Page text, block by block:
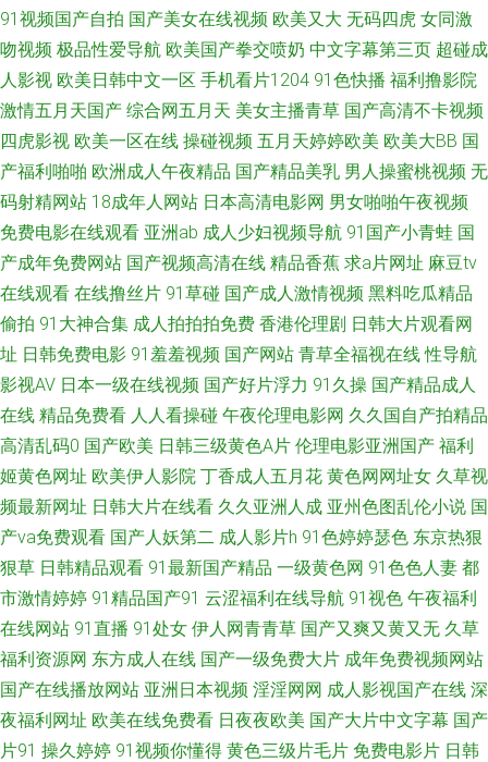
花精品福利 操人人在线观看 av秘密入口 AV中文第一页 TS赵恩静 91做爱官
方网站 97国产在线 操逼不卡 成人av老司机 超碰免费人人 欧美足交视频 51
草草草 综合影院 亚洲美女性爱AV 性少妇果冻传媒 天堂福利导航 偷拍第二页
本精品VA网站 人人骑人人妻 欧美日韩黑料 美女瑟瑟网站 日韩三级专区 午夜
电影你懂的 91论坛最新地址 91最新福利视频 91黄色视频精品 69xbcom 午
夜天堂福利 五月天情趣网 天天干天天曰 91视频观看网站 国产精品爽爽歪歪
AV激情网站 在线色ab 高清日韩AV网址 wwwav大全 超碰狠狠草 白丝少妇 99
色99 变态av福利 老司机激情影院 免费肏屄 日韩城人电影 欧美性爱首页 欧
美日韩第二站 欧洲精品店av 欧美Aⅴ在线 欧美日逼网 麻豆二三区 含羞草福利
姬 日韩qv 色图社区 日本熟妇色视频 日韩操逼A片视频 人妖AV综合网 老司机
熟女伦理 欧美日韩00 人人超超碰 日韩成人无码免费 午夜一区少女 91日日剧
网 av网站导航 草逼视频网 成人亚洲一区 AV线上 AV高清在线播放 av福利资
源 91v在线 91免费蜜桃 91黑丝高跟骚 超碰人妻人人 国产精品毛片A片 久久
91视频国产自拍 国产美女在线视频 欧美又大 无码四虎 女同激
吻视频 极品性爱导航 欧美国产拳交喷奶 中文字幕第三页 超碰成
人影视 欧美日韩中文一区 手机看片1204 91色快播 福利撸影院
激情五月天国产 综合网五月天 美女主播青草 国产高清不卡视频
四虎影视 欧美一区在线 操碰视频 五月天婷婷欧美 欧美大BB 国
产福利啪啪 欧洲成人午夜精品 国产精品美乳 男人操蜜桃视频 无
码射精网站 18成年人网站 日本高清电影网 男女啪啪午夜视频
免费电影在线观看 亚洲ab 成人少妇视频导航 91国产小青蛙 国
产成年免费网站 国产视频高清在线 精品香蕉 求a片网址 麻豆tv
在线观看 在线撸丝片 91草碰 国产成人激情视频 黑料吃瓜精品
偷拍 91大神合集 成人拍拍拍免费 香港伦理剧 日韩大片观看网
址 日韩免费电影 91羞羞视频 国产网站 青草全福视在线 性导航
影视AV 日本一级在线视频 国产好片浮力 91久操 国产精品成人
在线 精品免费看 人人看操碰 午夜伦理电影网 久久国自产拍精品
高清乱码0 国产欧美 日韩三级黄色A片 伦理电影亚洲国产 福利
姬黄色网址 欧美伊人影院 丁香成人五月花 黄色网网址女 久草视
频最新网址 日韩大片在线看 久久亚洲人成 亚州色图乱伦小说 国
产va免费观看 国产人妖第二 成人影片h 91色婷婷瑟色 东京热狠
狠草 日韩精品观看 91最新国产精品 一级黄色网 91色色人妻 都
市激情婷婷 91精品国产91 云涩福利在线导航 91视色 午夜福利
在线网站 91直播 91处女 伊人网青青草 国产又爽又黄又无 久草
福利资源网 东方成人在线 国产一级免费大片 成年免费视频网站
国产在线播放网站 亚洲日本视频 淫淫网网 成人影视国产在线 深
夜福利网址 欧美在线免费看 日夜夜欧美 国产大片中文字幕 国产
片91 操久婷婷 91视频你懂得 黄色三级片毛片 免费电影片 日韩